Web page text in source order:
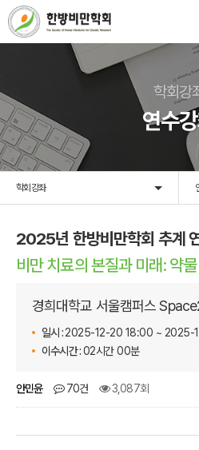
학회강
연수
학회강좌
2025년 한방비만학회 추계
비만 치료의 본질과 미래: 약
경희대학교 서울캠퍼스
일시 :2025-12-20 18:00 ~ 2025-
이수시간 :02시간 00분
안민윤 70건 3,087회